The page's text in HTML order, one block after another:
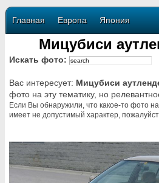
Главная Европа Япония
Мицубиси
Искать фото:
Вас интересует: Мицубиси
фото на эту тематику, но
Если Вы обнаружили, что какое-то фото
имеет не допустимый характер,